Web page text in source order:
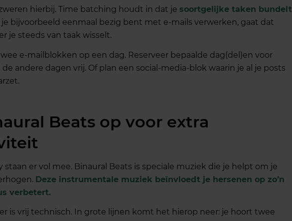
hierbij. Time batching houdt in dat je soortgelijke taken bundelt
je bijvoorbeeld eenmaal bezig bent met e-mails verwerken, gaat dat
je steeds van taak wisselt.
e-mailblokken op een dag. Reserveer bepaalde dag(del)en voor
andere dagen vrij. Of plan een social-media-blok waarin je al je posts
Beats op voor extra
staan er vol mee. Binaural Beats is speciale muziek die je helpt om je
Deze instrumentale muziek beïnvloedt je hersenen op zo’n
verbetert.
is vrij technisch. In grote lijnen komt het hierop neer: je hoort twee